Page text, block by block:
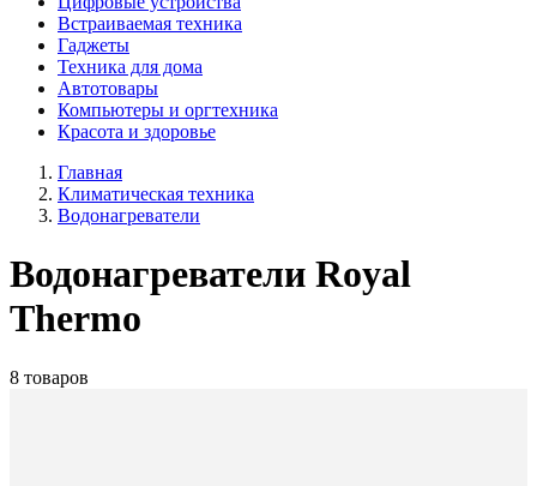
Встраиваемая техника
Гаджеты
Техника для дома
Автотовары
Компьютеры и оргтехника
Красота и здоровье
Главная
Климатическая техника
Водонагреватели
Водонагреватели Royal
Thermo
8 товаров